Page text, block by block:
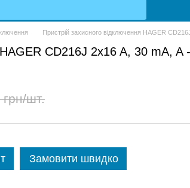
Пристрій захисного відключення HAGER
CD216J 2x16 A, 30 mA, A
шт.
Замовити швидко